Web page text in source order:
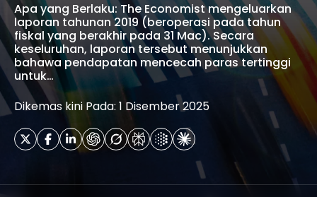
Apa yang Berlaku: The Economist mengeluarkan
laporan tahunan 2019 (beroperasi pada tahun
fiskal yang berakhir pada 31 Mac). Secara
keseluruhan, laporan tersebut menunjukkan
bahawa pendapatan mencecah paras tertinggi
untuk…
Dikemas kini Pada: 1 Disember 2025